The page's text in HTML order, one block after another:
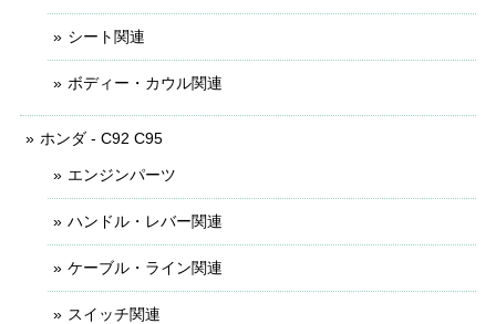
シート関連
ボディー・カウル関連
ホンダ - C92 C95
エンジンパーツ
ハンドル・レバー関連
ケーブル・ライン関連
スイッチ関連